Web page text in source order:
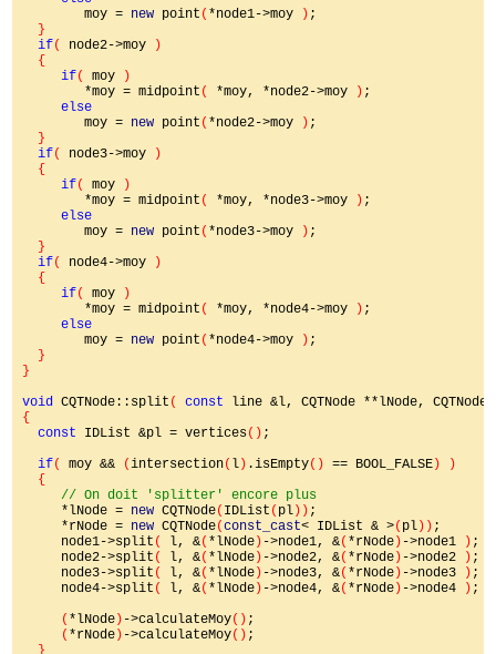
moy = new point ( *node1->moy ) ;
}
if( node2->moy
)
  {
if( moy
)
*moy = midpoint ( *moy, *node2->moy ) ;
else
moy = new point ( *node2->moy ) ;
}
if( node3->moy
)
  {
if( moy
)
*moy = midpoint ( *moy, *node3->moy ) ;
else
moy = new point ( *node3->moy ) ;
}
if( node4->moy
)
  {
if( moy
)
*moy = midpoint ( *moy, *node4->moy ) ;
else
moy = new point ( *node4->moy ) ;
}
}
void CQTNode::split ( const
line &l, CQTNode **lNode,
{
const IDList &pl = vertices() ;
if( moy && (intersection( l ) .isEmpty() == BOOL_FALSE ) )
  {
// On doit 'splitter' encore plus
*lNode = new CQTNode( IDList ( pl )) ;
     *rNode =
new CQTNode(const_cast< IDList & >( pl )) ;
     node1->split
( l, &( *lNode ) ->node1, &( *rNode ) ->node1 ) ;
     node2->split
( l, &( *lNode ) ->node2, &( *rNode ) ->node2 ) ;
     node3->split
( l, &( *lNode ) ->node3, &( *rNode ) ->node3 ) ;
     node4->split
( l, &( *lNode ) ->node4, &( *rNode ) ->node4 ) ;
( *lNode ) ->calculateMoy() ;
( *rNode ) ->calculateMoy() ;